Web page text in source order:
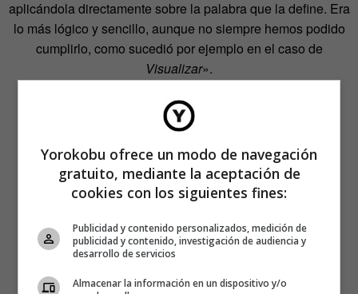
aplicándola directamente sobre la palabra que la define. Era
lo más lógico y sencillo, aunque no siempre hemos podido
cumplirlo, como sucedió por ejemplo en el caso de
Visualizar».
Yorokobu ofrece un modo de navegación
gratuito, mediante la aceptación de
cookies con los siguientes fines:
Publicidad y contenido personalizados, medición de
publicidad y contenido, investigación de audiencia y
desarrollo de servicios
Almacenar la información en un dispositivo y/o